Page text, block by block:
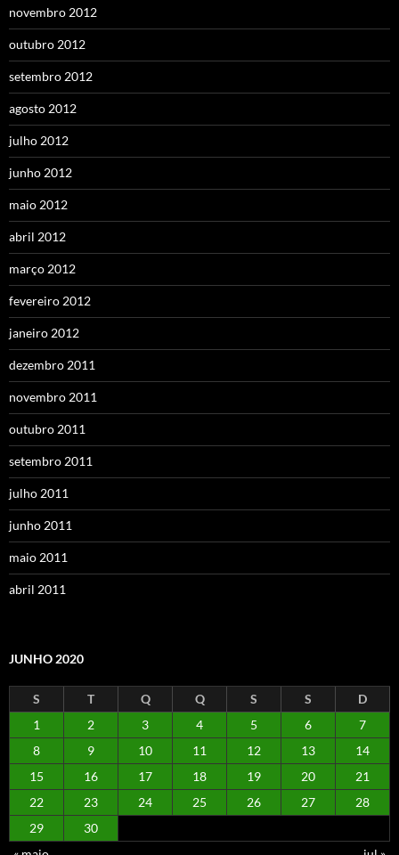
novembro 2012
outubro 2012
setembro 2012
agosto 2012
julho 2012
junho 2012
maio 2012
abril 2012
março 2012
fevereiro 2012
janeiro 2012
dezembro 2011
novembro 2011
outubro 2011
setembro 2011
julho 2011
junho 2011
maio 2011
abril 2011
JUNHO 2020
S T Q Q S S
D
1
2 3 4 5 6
7
8
9 10 11 12 13
14
15
16 17 18 19 20
21
22
23 24 25 26 27
28
29
30